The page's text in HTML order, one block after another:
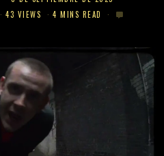
43 VIEWS 4 MINS READ